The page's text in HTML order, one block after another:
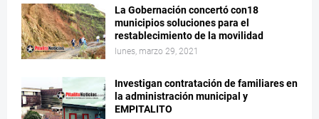
La Gobernación concertó con18
municipios soluciones para el
restablecimiento de la movilidad
lunes, marzo 29, 2021
Investigan contratación de familiares en
la administración municipal y
EMPITALITO